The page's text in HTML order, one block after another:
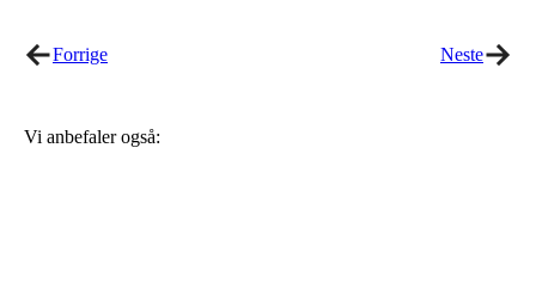
Forrige Neste
Vi anbefaler også: